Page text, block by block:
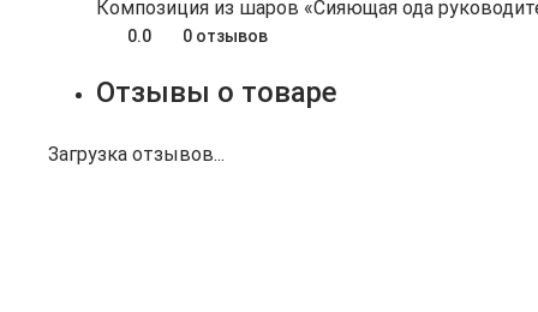
Композиция из шаров «Сияющая ода
0.0 0 отзывов
Отзывы о товаре
Загрузка отзывов...